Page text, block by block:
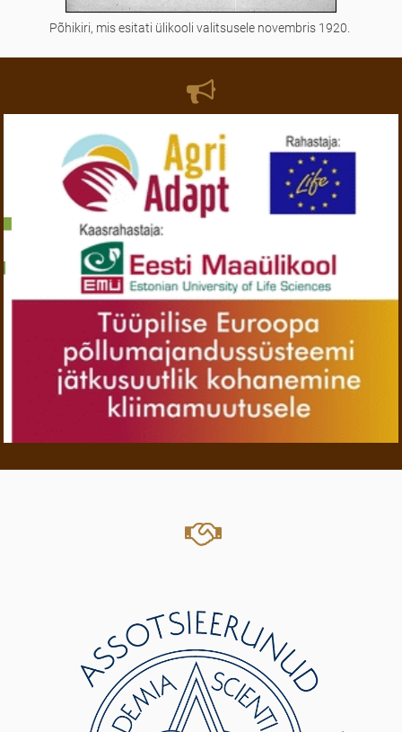
Põhikiri, mis esitati ülikooli valitsusele novembris 1920.